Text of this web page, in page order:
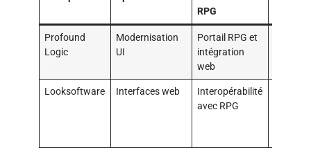
RPG
Profound
Logic
Modernisation
UI
Portail RPG et
intégration
web
Looksoftware Interfaces web
Interopérabilité
avec RPG